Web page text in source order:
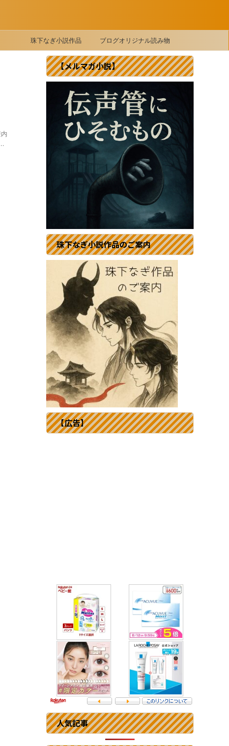
珠下なぎ小説作品 ブログオリジナル読み物
【メルマガ小説】
珠下なぎ小説作品のご案内
【広告】
人気記事